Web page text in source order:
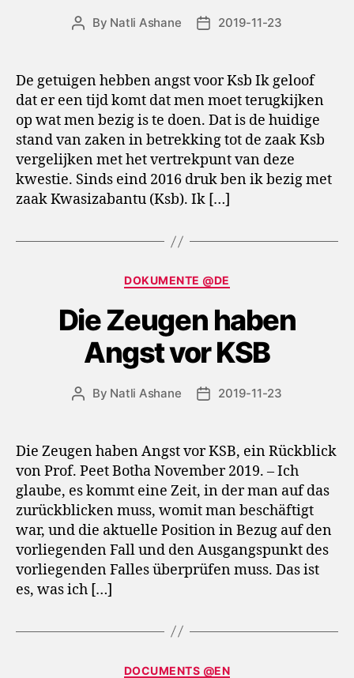
Post
By Natli Ashane
Post2019-11-23
De getuigen hebben angst voor Ksb Ik geloof
dat er een tijd komt dat men moet terugkijken
op wat men bezig is te doen. Dat is de huidige
stand van zaken in betrekking tot de zaak Ksb
vergelijken met het vertrekpunt van deze
kwestie. Sinds eind 2016 druk ben ik bezig met
zaak Kwasizabantu (Ksb). Ik […]
Categories
DOKUMENTE @DE
Die Zeugen haben
Angst vor KSB
Post
By Natli Ashane
Post2019-11-23
Die Zeugen haben Angst vor KSB, ein Rückblick
von Prof. Peet Botha November 2019. – Ich
glaube, es kommt eine Zeit, in der man auf das
zurückblicken muss, womit man beschäftigt
war, und die aktuelle Position in Bezug auf den
vorliegenden Fall und den Ausgangspunkt des
vorliegenden Falles überprüfen muss. Das ist
es, was ich […]
Categories
DOCUMENTS @EN